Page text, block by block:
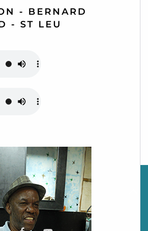
- BERNARD
- ST LEU